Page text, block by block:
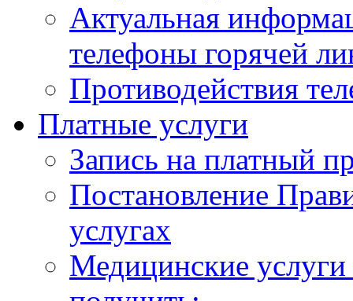
Актуальная
телефоны горячей
Противодействия
Платные услуги
Запись на платный
Постановление
услугах
Медицинские